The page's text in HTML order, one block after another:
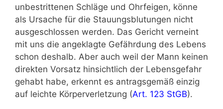
unbestrittenen Schläge und Ohrfeigen, könne
als Ursache für die Stauungsblutungen nicht
ausgeschlossen werden. Das Gericht verneint
mit uns die angeklagte Gefährdung des Lebens
schon deshalb. Aber auch weil der Mann keinen
direkten Vorsatz hinsichtlich der Lebensgefahr
gehabt habe, erkennt es antragsgemäß einzig
auf leichte Körperverletzung (Art. 123 StGB).